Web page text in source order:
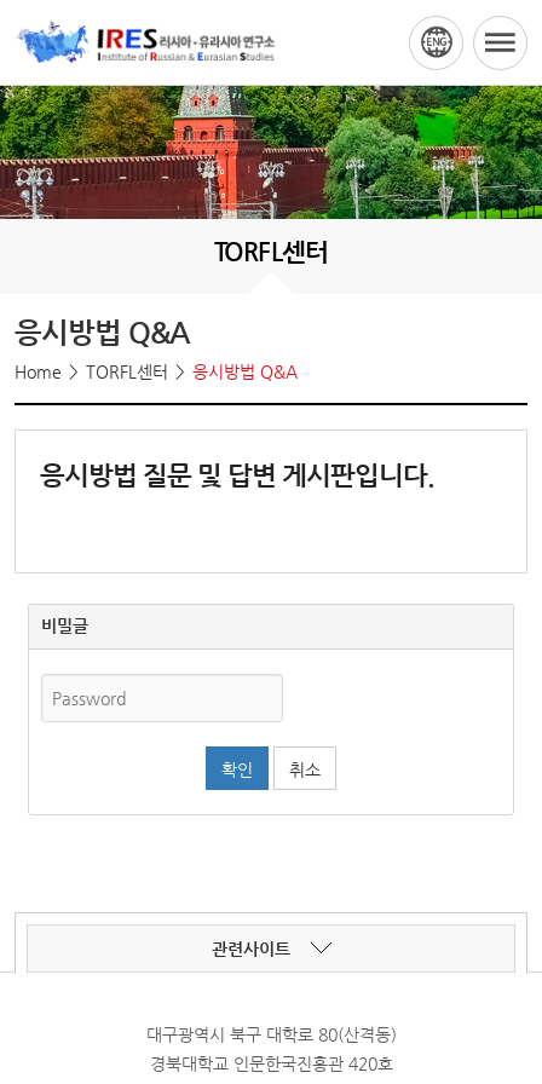
TORFL센터
응시방법 Q&A
Home TORFL센터 응시방법 Q&A
응시방법 질문 및 답변 게시판입니다.
비밀글
취소
관련사이트
대구광역시 북구 대학로 80(산격동)
경북대학교 인문한국진흥관 420호